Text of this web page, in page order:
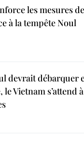
les mesures de
à la tempête Noul
devrait débarquer
Vietnam s’attend à